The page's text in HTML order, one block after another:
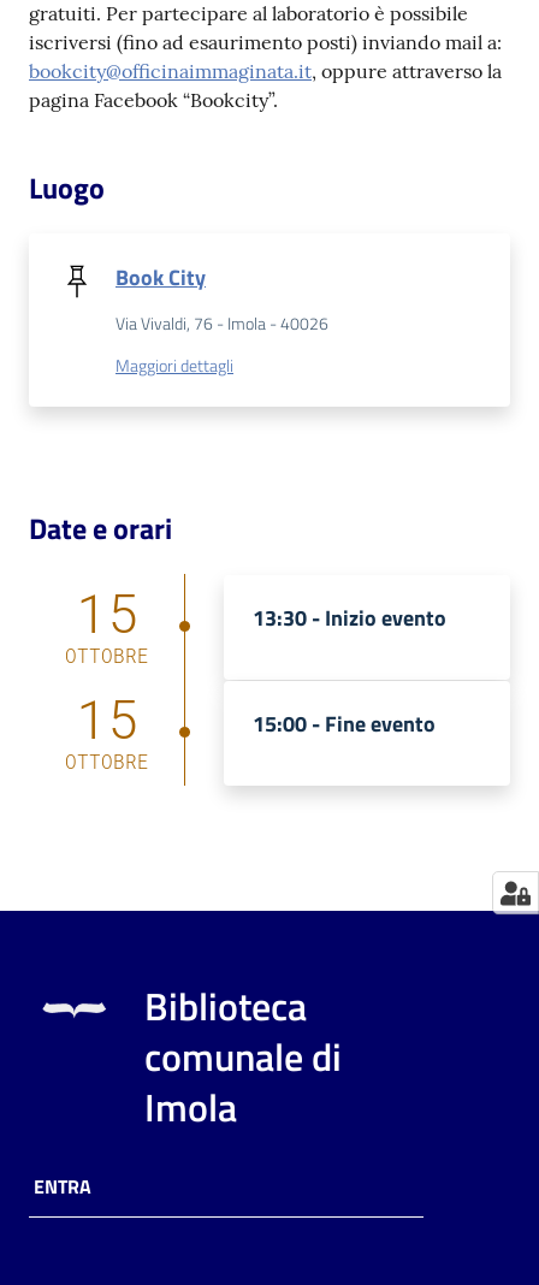
Archivio
storico
Decentrate
Patto
lettura
su
Catalogo
Orari
gratuiti. Per partecipare al laboratorio è possibile
iscriversi (fino ad esaurimento posti) inviando mail a:
bookcity@officinaimmaginata.it, oppure attraverso la
pagina Facebook “Bookcity”.
Luogo
Book City
Via Vivaldi, 76 - Imola - 40026
Maggiori dettagli
Date e orari
15
OTTOBRE
13:30 -Inizio evento
15
OTTOBRE
15:00 -Fine evento
Biblioteca
comunale di
Imola
ENTRA